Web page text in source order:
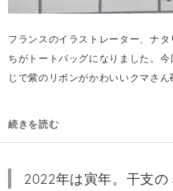
フランスのイラストレーター、ナ
ちがトートバッグになりました。⁡
じで紫のリボンがかわいいクマさ
続きを読む
2022年は寅年。干支の